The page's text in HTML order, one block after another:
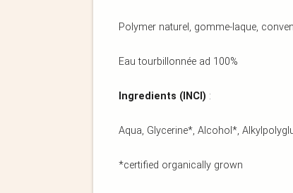
Polymer naturel, gomme-laque,
Eau tourbillonnée ad 100%
Ingredients (INCI) :
Aqua, Glycerine*, Alcohol*,
*certified organically grown